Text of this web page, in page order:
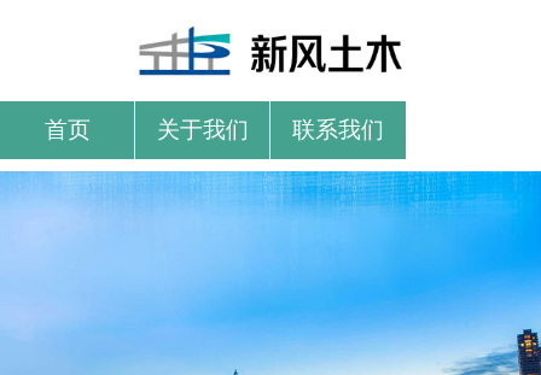
首页 关于我们 联系我们